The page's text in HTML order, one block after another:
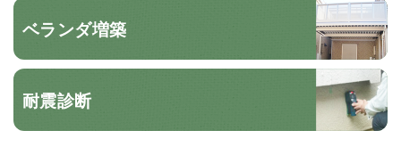
ベランダ増築
耐震診断